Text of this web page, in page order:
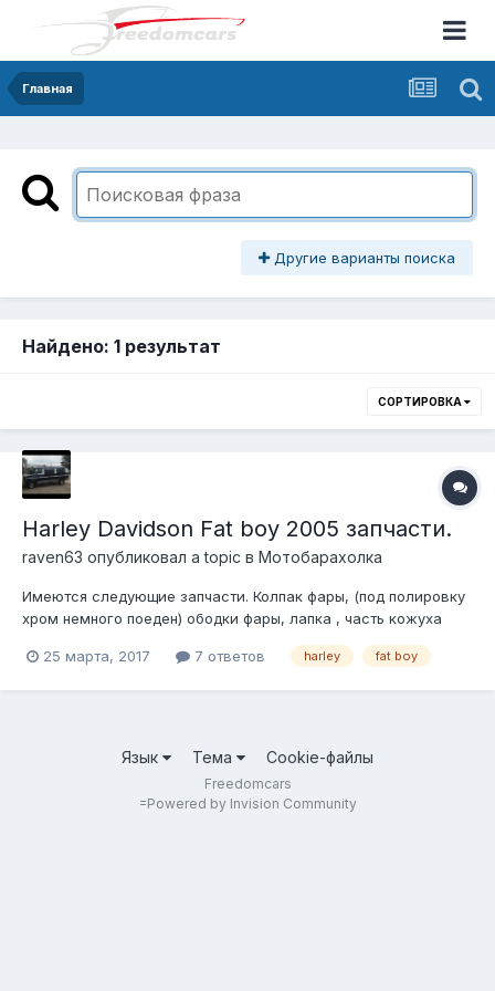
Главная
Другие варианты поиска
Найдено: 1 результат
СОРТИРОВКА
Harley Davidson Fat boy 2005 запчасти.
raven63 опубликовал a topic в Мотобарахолка
Имеются следующие запчасти. Колпак фары, (под полировку
хром немного поеден) ободки фары, лапка , часть кожуха
Спинка заднего сиденья. Цены предлагайте. 890333о2777
25 марта, 2017 7 ответов harley fat boy
Язык Тема Cookie-файлы
Freedomcars
=Powered by Invision Community